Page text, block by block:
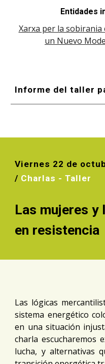
Entidades
Xarxa per la sobirania
un Nuevo
Informe del taller
Viernes 22 de
/ Charlas - Taller
Las mujeres y
en resistencia
Las lógicas
sistema energético
en una situación
charla escucharemos
lucha, y alternativas